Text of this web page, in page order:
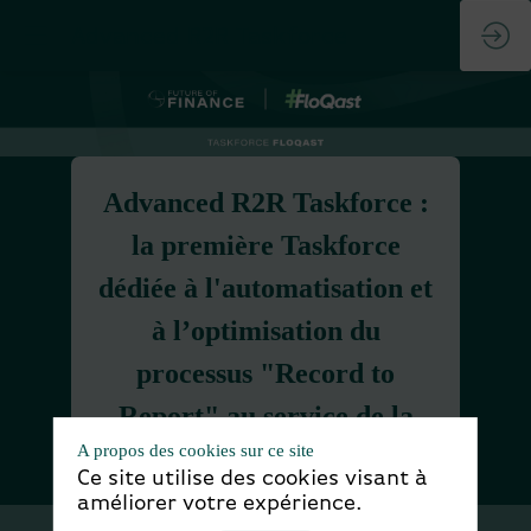
Advanced R2R Taskforce :
la première Taskforce
dédiée à l'automatisation et
à l’optimisation du
processus "Record to
Report" au service de la
performance financière.
A propos des cookies sur ce site
Ce site utilise des cookies visant à
améliorer votre expérience.